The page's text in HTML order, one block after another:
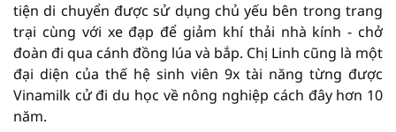
tiện di chuyển được sử dụng chủ yếu bên trong trang
trại cùng với xe đạp để giảm khí thải nhà kính - chở
đoàn đi qua cánh đồng lúa và bắp. Chị Linh cũng là một
đại diện của thế hệ sinh viên 9x tài năng từng được
Vinamilk cử đi du học về nông nghiệp cách đây hơn 10
năm.